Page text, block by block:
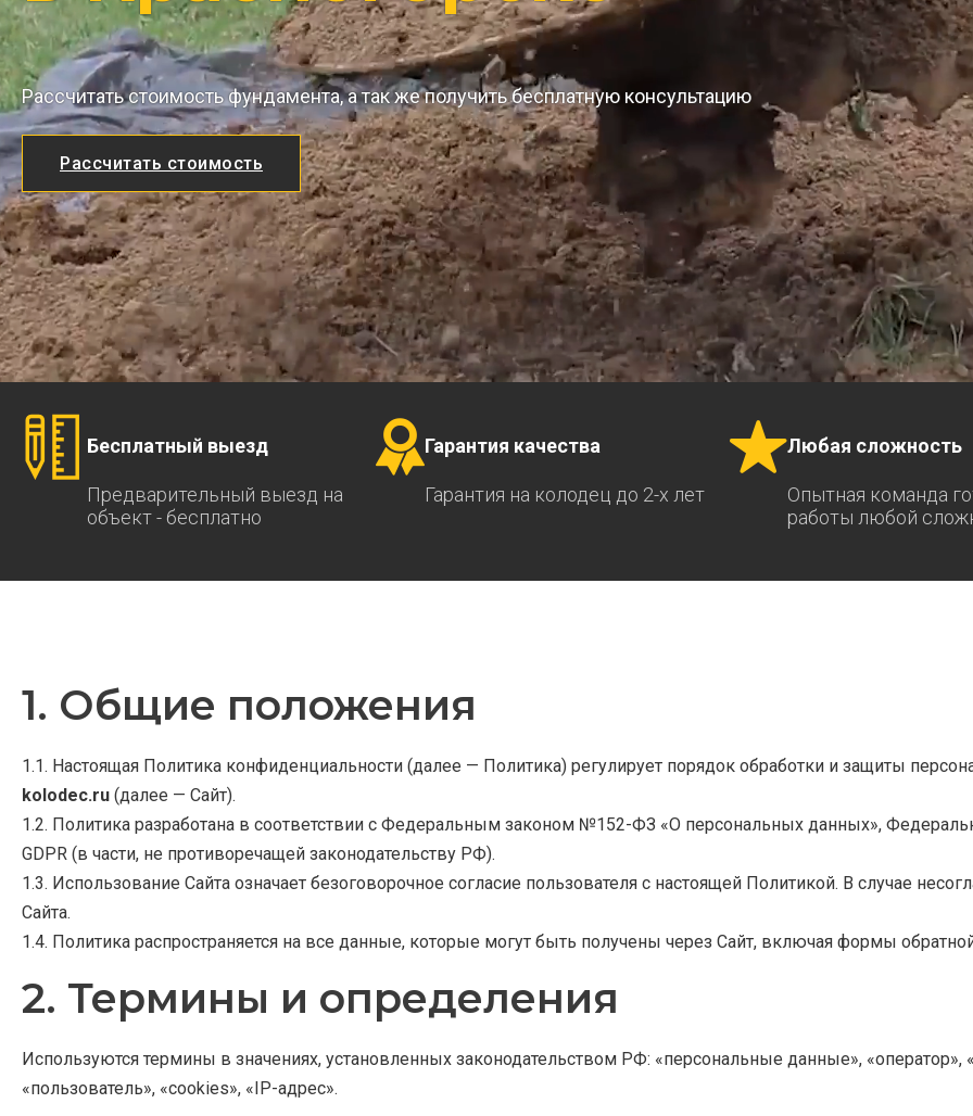
Рассчитать стоимость фундамента, а так же получить бесплатную консультацию
Рассчитать стоимость
Бесплатный выезд
Предварительный выезд на
объект - бесплатно
Гарантия качества
Гарантия на колодец до 2-х лет
Любая сложность
Опытная команда
работы любой
1. Общие положения
1.1. Настоящая Политика конфиденциальности (далее — Политика) регулирует порядок обработки и защиты
kolodec.ru (далее — Сайт).
1.2. Политика разработана в соответствии с Федеральным законом №152-ФЗ «О персональных данных»,
GDPR (в части, не противоречащей законодательству РФ).
1.3. Использование Сайта означает безоговорочное согласие пользователя с настоящей Политикой. В случае
Сайта.
1.4. Политика распространяется на все данные, которые могут быть получены через Сайт, включая формы
2. Термины и определения
Используются термины в значениях, установленных законодательством РФ: «персональные данные», «оператор»,
«пользователь», «cookies», «IP-адрес».